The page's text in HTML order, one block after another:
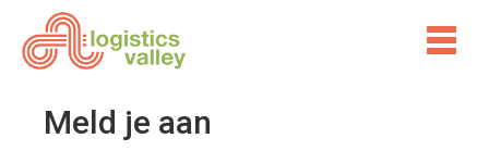
Meld je aan